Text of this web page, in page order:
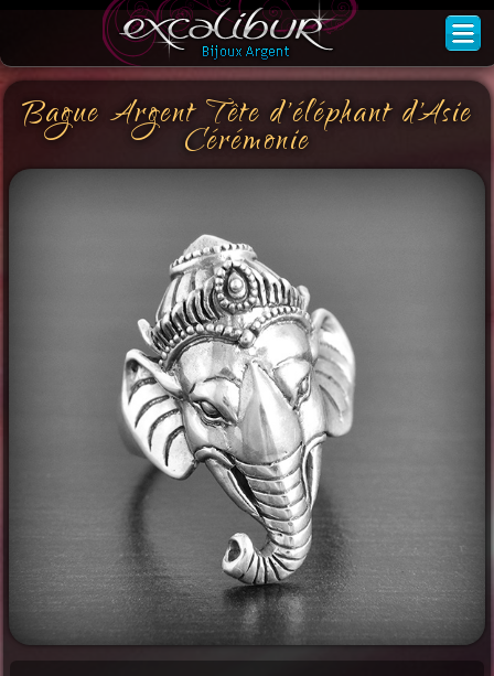
Bague Argent Tête d'éléphant d'Asie
Cérémonie